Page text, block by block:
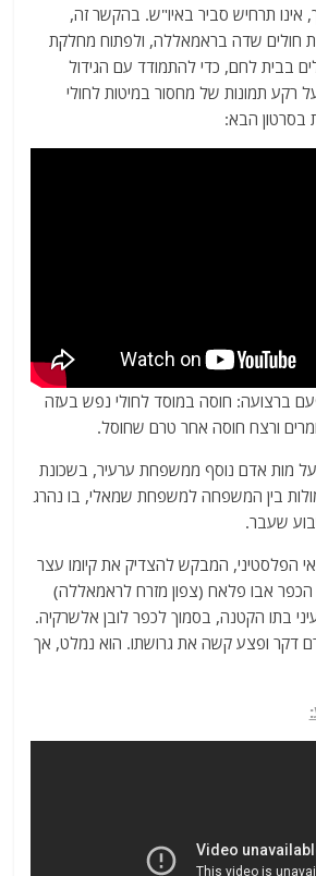
אינו תרחיש סביר באיו"ש. בהקשר זה,
חולים שדה בראמאללה, ולפתוח מחלקת
בבית לחם, כדי להתמודד עם הגידול
רקע תמונות של מחסור במיטות לחולי
בסרטון הבא:
ברצועה: חוסה במוסד לחולי נפש בעזה
ורצח חוסה אחר טרם שחוסל.
על מות אדם נוסף ממשפחת ערעיר, בשכונת
בין המשפחה למשפחת שמאלי, בו נהרג
שעבר.
הפלסטיני, המבקש להצדיק את קיומו עצר
אבו פלאח (צפון מזרח לראמאללה)
בתו הקטנה, בסמוך לכפר לובן אלשרקיה.
דקר ופצע קשה את גרושתו. הוא נמלט, אך